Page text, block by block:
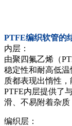
PTFE编织软管的
内层：
由聚四氟乙烯（
稳定性和耐高低
质都表现出惰性
PTFE内层提供了
滑、不易附着杂质
编织层：